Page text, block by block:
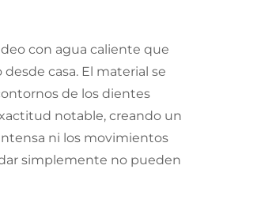
con agua caliente que
casa. El material se
de los dientes
notable, creando un
ni los movimientos
simplemente no pueden